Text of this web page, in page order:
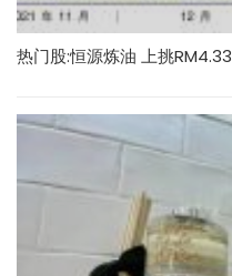
热门股:恒源炼油 上挑RM4.33